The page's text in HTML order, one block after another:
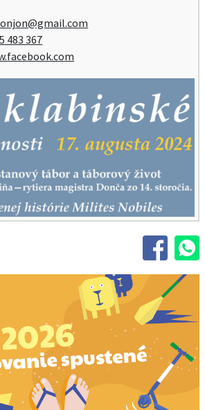
483 367